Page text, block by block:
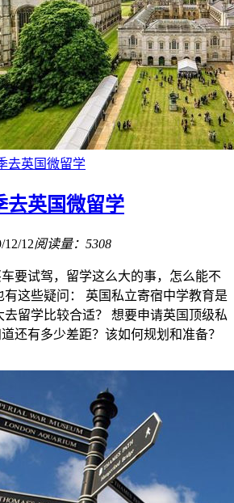
去英国微留学
去英国微留学
12/12阅读量：5308
要试驾，留学这么大的事，怎么能不
有这些疑问： 英国私立寄宿中学教育是
去留学比较合适？ 想要申请英国顶级私
还有多少差距？该如何规划和准备？